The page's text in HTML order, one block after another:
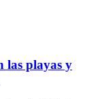
las playas y